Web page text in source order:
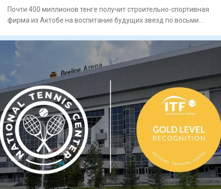
Почти 400 миллионов тенге получит строительно-спортивная
фирма из Актобе на воспитание будущих звезд по восьми